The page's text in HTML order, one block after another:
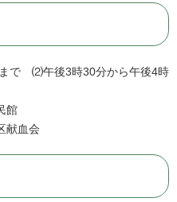
で ⑵午後3時30分から午後4時
館
献血会